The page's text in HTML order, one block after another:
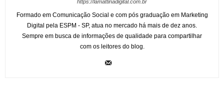
https://lamattinadigital.com.br
Formado em Comunicação Social e com pós graduação em Marketing
Digital pela ESPM - SP, atua no mercado há mais de dez anos.
Sempre em busca de informações de qualidade para compartilhar
com os leitores do blog.